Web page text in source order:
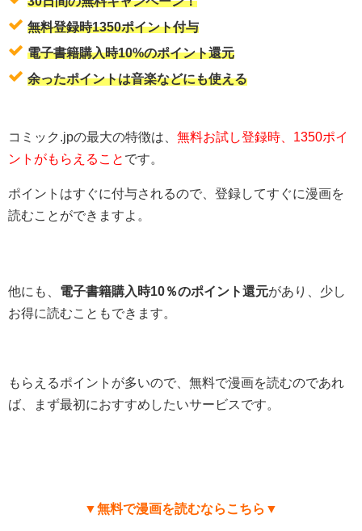
無料登録時1350ポイント付与
電子書籍購入時10%のポイント還元
余ったポイントは音楽などにも使える
コミック.jpの最大の特徴は、 無料お試し登録時、1350ポイ
ントがもらえること です。
ポイントはすぐに付与されるので、登録してすぐに漫画を
読むことができますよ。
他にも、 電子書籍購入時10％のポイント還元があり、少し
お得に読むこともできます。
もらえるポイントが多いので、無料で漫画を読むのであれ
ば、まず最初におすすめしたいサービスです。
▼無料で漫画を読むならこちら▼